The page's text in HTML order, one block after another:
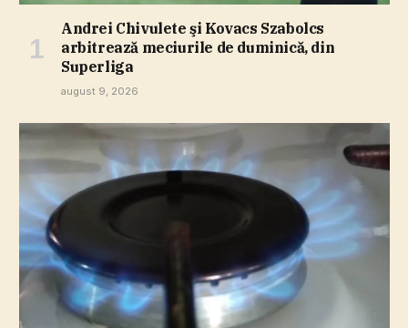
Andrei Chivulete şi Kovacs Szabolcs
arbitrează meciurile de duminică, din
Superliga
august 9, 2026